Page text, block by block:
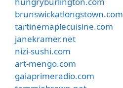
brunswickatlongstown.com
tartinemaplecuisine.com
janekramer.net
nizi-sushi.com
art-mengo.com
gaiaprimeradio.com